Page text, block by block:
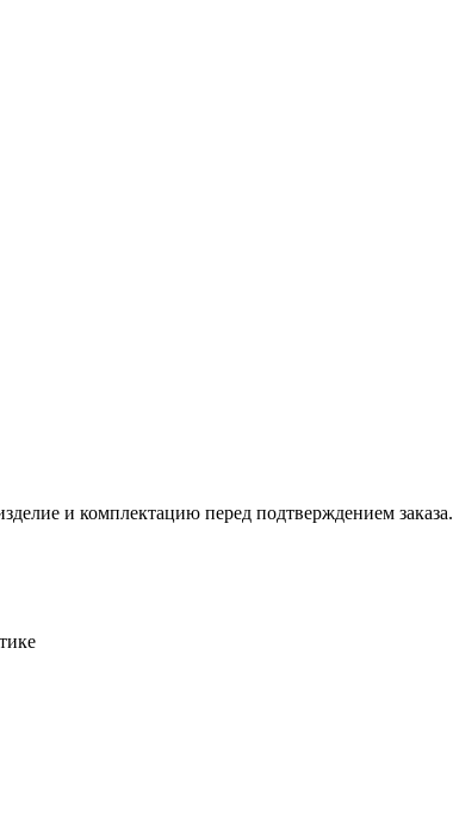
и комплектацию перед подтверждением заказа.